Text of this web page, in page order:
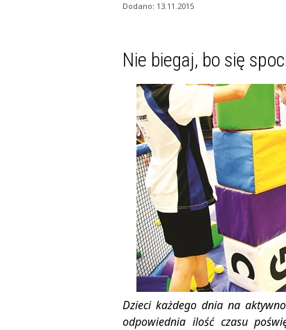
Dodano: 13.11.2015
Nie biegaj, bo się
Dzieci każdego dnia na
odpowiednia ilość czasu